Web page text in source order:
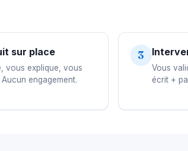
sur place
vous explique, vous
engagement.
3
Vous
écrit +